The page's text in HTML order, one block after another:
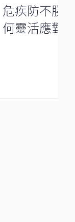
危疾防不勝
何靈活應對